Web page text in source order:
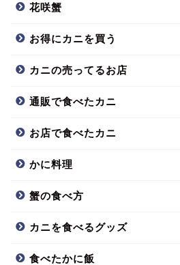
花咲蟹
お得にカニを買う
カニの売ってるお店
通販で食べたカニ
お店で食べたカニ
かに料理
蟹の食べ方
カニを食べるグッズ
食べたかに飯